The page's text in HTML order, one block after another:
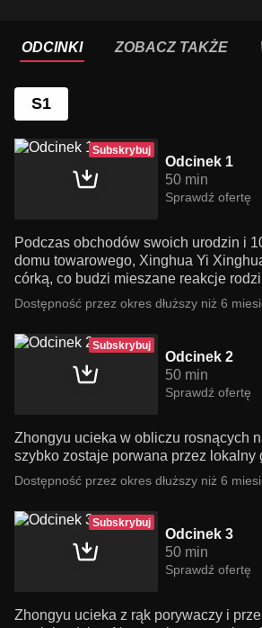
ODCINKI ZOBACZ TAKŻE
S1
Subskrybuj
Odcinek 1
50 min
Sprawdź ofertę
Podczas obchodów swoich urodzin i
domu towarowego, Xinghua Yi
córką, co budzi mieszane reakcje
Dostępność przez okres dłuższy niż 6
Subskrybuj
Odcinek 2
50 min
Sprawdź ofertę
Zhongyu ucieka w obliczu rosnących
szybko zostaje porwana przez lokalny
Dostępność przez okres dłuższy niż 6
Subskrybuj
Odcinek 3
50 min
Sprawdź ofertę
Zhongyu ucieka z rąk porywaczy i